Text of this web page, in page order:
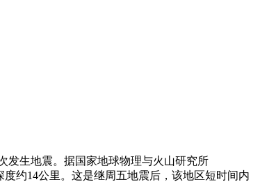
发生地震。据国家地球物理与火山研究所
约14公里。这是继周五地震后，该地区短时间内